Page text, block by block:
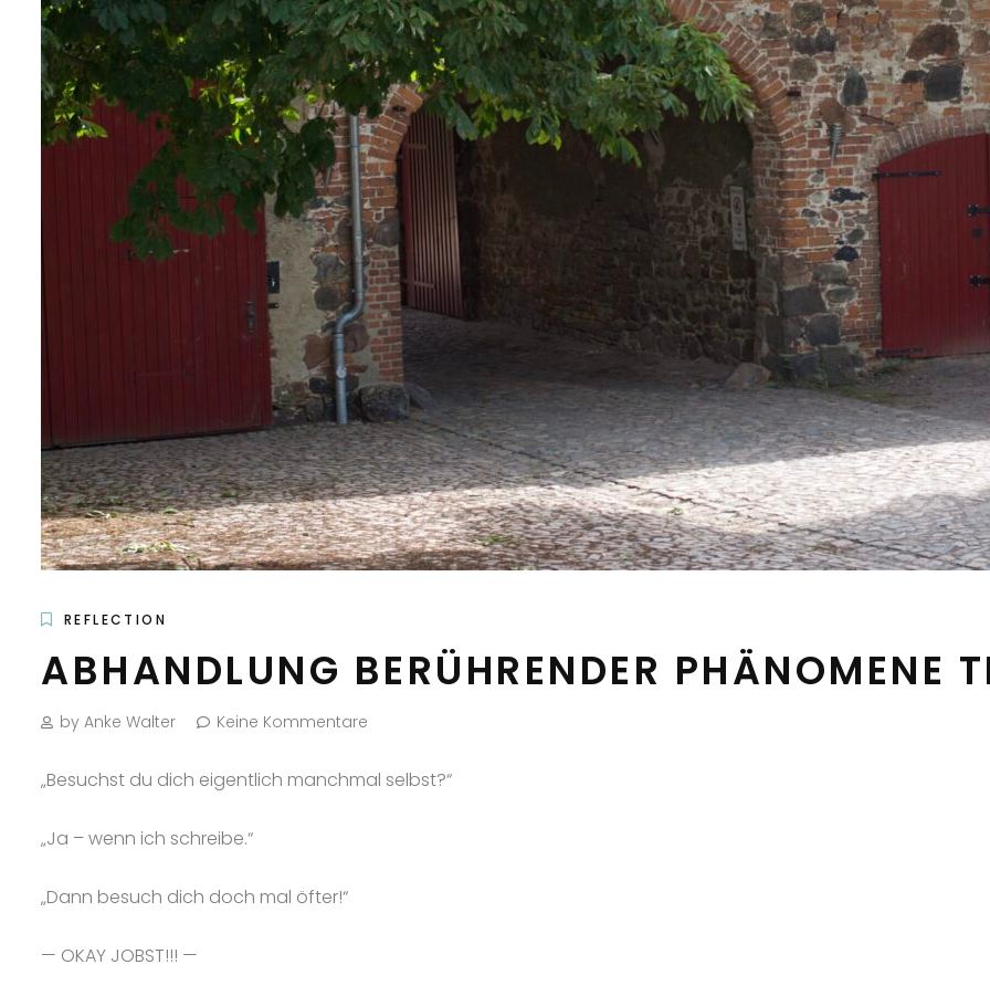
REFLECTION
ABHANDLUNG BERÜHRENDER PHÄNOMENE
by Anke Walter Keine Kommentare
„Besuchst du dich eigentlich manchmal selbst?“
„Ja – wenn ich schreibe.“
„Dann besuch dich doch mal öfter!“
— OKAY JOBST!!! —